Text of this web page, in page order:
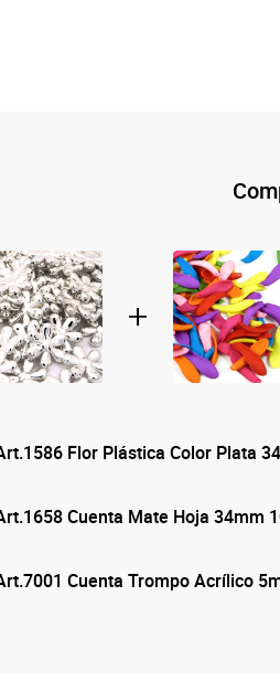
Flor Plástica Color Plata
Cuenta Mate Hoja 34mm
Cuenta Trompo Acrílico